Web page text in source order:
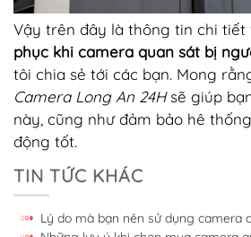
Vậy trên đây là thông tin chi tiết
phục khi camera quan sát bị
tôi chia sẻ tới các bạn. Mong
Camera Long An 24Hsẽ giúp
này, cũng như đảm bảo hê
động tốt.
TIN TỨC KHÁC
Lý do mà bạn nên sử dụng camera